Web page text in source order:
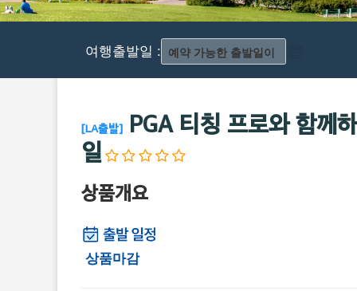
여행출발일 :
[LA출발] PGA 티칭 프로와 함께
일
상품개요
상품마감